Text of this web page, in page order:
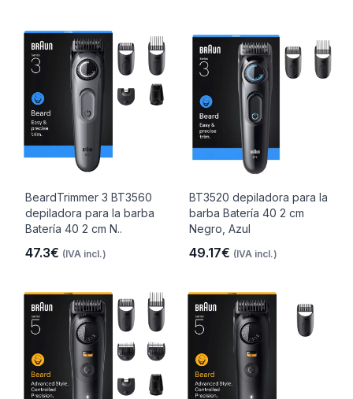
BeardTrimmer 3 BT3560
depiladora para la barba
Batería 40 2 cm N..
47.3€ (IVA incl.)
BT3520 depiladora para la
barba Batería 40 2 cm
Negro, Azul
49.17€ (IVA incl.)